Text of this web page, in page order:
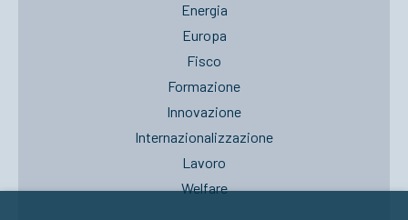
Energia
Europa
Fisco
Formazione
Innovazione
Internazionalizzazione
Lavoro
Welfare